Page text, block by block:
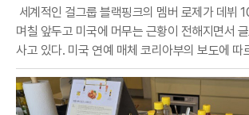
세계적인 걸그룹 블랙핑크의 멤버 로제가 데뷔
며칠 앞두고 미국에 머무는 근황이 전해지면서
사고 있다. 미국 연예 매체 코리아부의 보도에 따
리포니아주 로스앤젤레스의 한 프라이빗 라운지
클럽'을 나서는 모습이 파파라치 카메라에 포착